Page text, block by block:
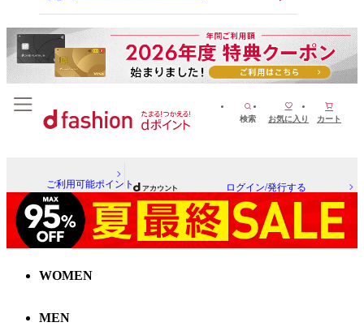
検索 お気に入り カート
ご利用可能ポイント ログイン/発行する
WOMEN
MEN